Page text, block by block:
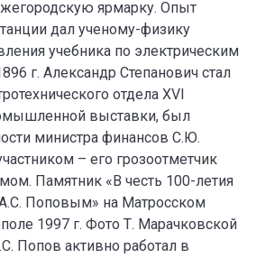
ярмарку. Опыт
дал ученому-физику
учебника по электрическим
г. Александр Степанович стал
отдела XVI
выставки, был
министра финансов С.Ю.
– его грозоотметчик
Памятник «В честь 100-летия
Поповым» на Матросском
1997 г. Фото Т. Марачковской
Попов активно работал в